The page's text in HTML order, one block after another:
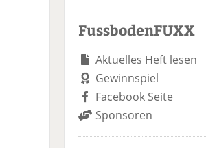
FussbodenFUXX
Aktuelles Heft lesen
Gewinnspiel
Facebook Seite
Sponsoren